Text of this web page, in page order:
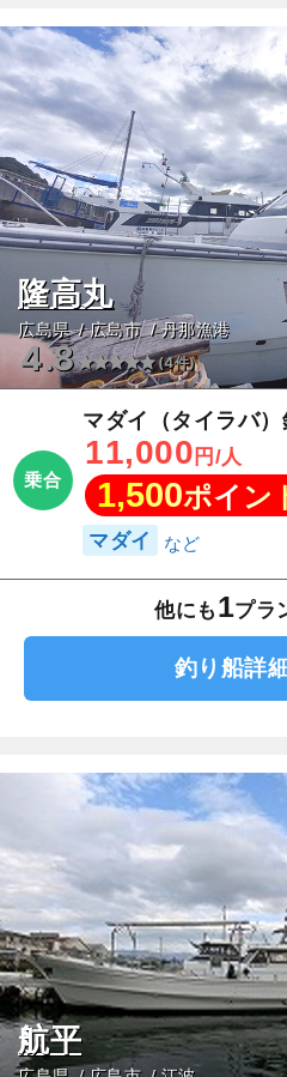
隆高丸
広島県 広島市 丹那漁港
4.8 (4件)
乗合
マダイ（タイラバ
11,000 円/人
1,500ポイン
マダイ
他にも 1プラ
釣り船詳
航平